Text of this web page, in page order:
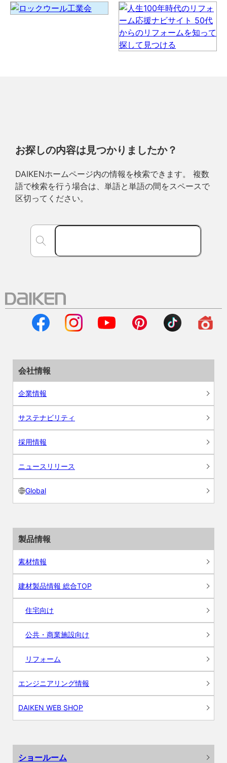
お探しの内容は見つかりましたか？
DAIKENホームページ内の情報を検索できます。 複数
語で検索を行う場合は、単語と単語の間をスペースで
区切ってください。
会社情報
企業情報
サステナビリティ
採用情報
ニュースリリース
Global
製品情報
素材情報
建材製品情報 総合TOP
住宅向け
公共・商業施設向け
リフォーム
エンジニアリング情報
DAIKEN WEB SHOP
ショールーム